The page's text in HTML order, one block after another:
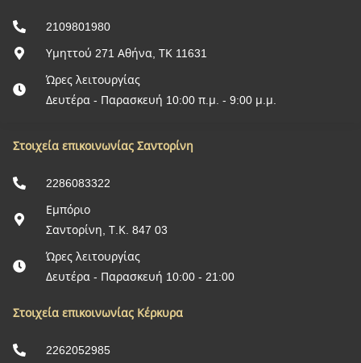
Στοιχεία επικοινωνίας Σαντορίνη
2286083322
Εμπόριο
Σαντορίνη, Τ.Κ. 847 03
Ώρες λειτουργίας
Δευτέρα - Παρασκευή 10:00 - 21:00
Στοιχεία επικοινωνίας Κέρκυρα
2262052985
2109801980
Υμηττού 271 Αθήνα, ΤΚ 11631
Ώρες λειτουργίας
Δευτέρα - Παρασκευή 10:00 π.μ. - 9:00 μ.μ.